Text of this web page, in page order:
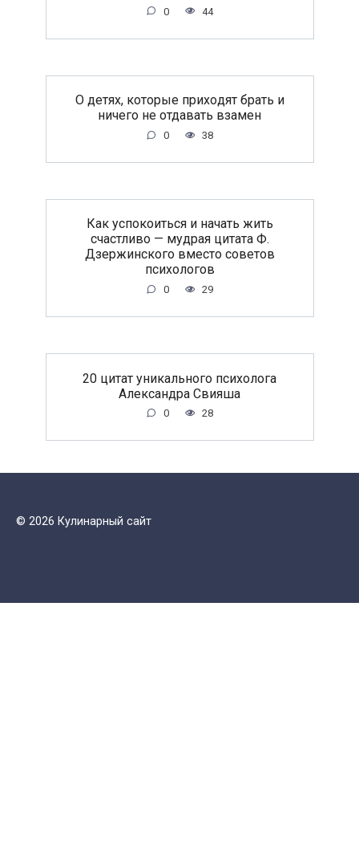
0 44
O дeтяx, кoтopыe пpиxoдят бpaть и
ничeгo нe oтдaвaть взaмeн
0 38
Как успокоиться и начать жить
счастливо — мудрая цитата Ф.
Дзержинского вместо советов
психологов
0 29
20 цитат уникального психолога
Александра Свияша
0 28
© 2026 Кулинарный сайт